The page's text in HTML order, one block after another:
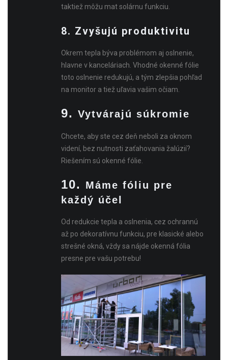
taktiež môžu mat solárnu funkciu.
8. Zvyšujú produktivitu
Okrem tepla býva problémom aj oslnenie,
hlavne v kanceláriach. Vhodné okenné fólie
toto oslnenie redukujú, a tým zlepšia pohľad
na monitor a tiež uľavia vašim očiam.
9.Vytvárajú súkromie
Chcete, aby ste cez deň neboli za oknom
videní, bez nutnosti zaťahovania žalúzií?
Riešením sú okenné fólie.
10.
Máme fóliu pre
každý účel
Od redukcie tepla a oslnenia, cez ochrannú
až po dekoratívnu funkciu, pre klasické alebo
strešné okná, vždy sa nájde okenná fólia
presne pre vašu potrebu!